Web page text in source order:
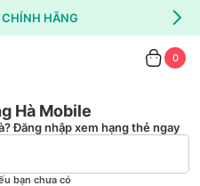
HÃNG
0
Hà Mobile
Đăng nhập xem hạng thẻ ngay
bạn chưa có